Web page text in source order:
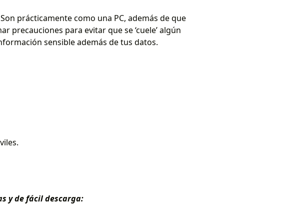
prácticamente como una PC, además de que
precauciones para evitar que se ‘cuele’ algún
sensible además de tus datos.
y de fácil descarga: